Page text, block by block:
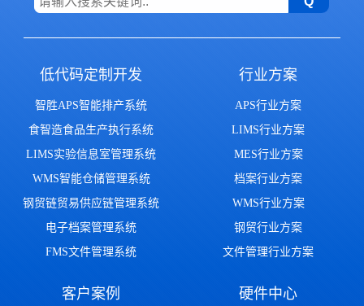
低代码定制开发
智胜APS智能排产系统
食智造食品生产执行系统
LIMS实验信息室管理系统
WMS智能仓储管理系统
钢贸链贸易供应链管理系统
电子档案管理系统
FMS文件管理系统
行业方案
APS行业方案
LIMS行业方案
MES行业方案
档案行业方案
WMS行业方案
钢贸行业方案
文件管理行业方案
客户案例 硬件中心